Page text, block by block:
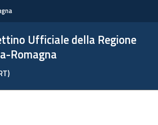
Ufficiale della Regione
Romagna